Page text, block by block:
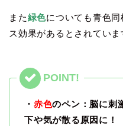
また緑色についても青色
ス効果があるとされていま
・ 赤色のペン：脳に刺
下や気が散る原因に！